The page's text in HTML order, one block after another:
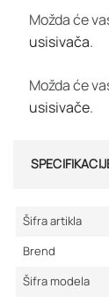
Možda će
usisivača.
Možda će
usisivače.
Šifra artikla
Brend
Šifra modela